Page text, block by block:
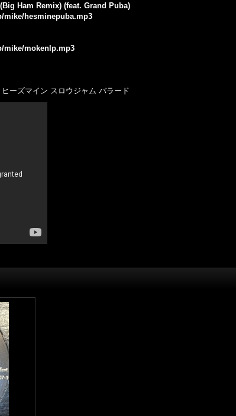
Ham Remix) (feat. Grand Puba)
mike/hesminepuba.mp3
mike/mokenlp.mp3
ーズマイン スロウジャム バラード